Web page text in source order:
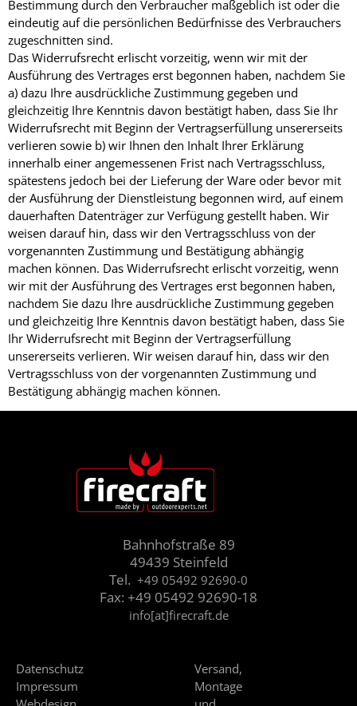
Bestimmung durch den Verbraucher maßgeblich ist oder die
eindeutig auf die persönlichen Bedürfnisse des Verbrauchers
zugeschnitten sind.
Das Widerrufsrecht erlischt vorzeitig, wenn wir mit der
Ausführung des Vertrages erst begonnen haben, nachdem Sie
a) dazu Ihre ausdrückliche Zustimmung gegeben und
gleichzeitig Ihre Kenntnis davon bestätigt haben, dass Sie Ihr
Widerrufsrecht mit Beginn der Vertragserfüllung unsererseits
verlieren sowie b) wir Ihnen den Inhalt Ihrer Erklärung
innerhalb einer angemessenen Frist nach Vertragsschluss,
spätestens jedoch bei der Lieferung der Ware oder bevor mit
der Ausführung der Dienstleistung begonnen wird, auf einem
dauerhaften Datenträger zur Verfügung gestellt haben. Wir
weisen darauf hin, dass wir den Vertragsschluss von der
vorgenannten Zustimmung und Bestätigung abhängig
machen können. Das Widerrufsrecht erlischt vorzeitig, wenn
wir mit der Ausführung des Vertrages erst begonnen haben,
nachdem Sie dazu Ihre ausdrückliche Zustimmung gegeben
und gleichzeitig Ihre Kenntnis davon bestätigt haben, dass Sie
Ihr Widerrufsrecht mit Beginn der Vertragserfüllung
unsererseits verlieren. Wir weisen darauf hin, dass wir den
Vertragsschluss von der vorgenannten Zustimmung und
Bestätigung abhängig machen können.
Bahnhofstraße 89
49439 Steinfeld
Tel. +49 05492 92690-0
Fax: +49 05492 92690-18
info[at]firecraft.de
Datenschutz
Impressum
Versand,
Montage